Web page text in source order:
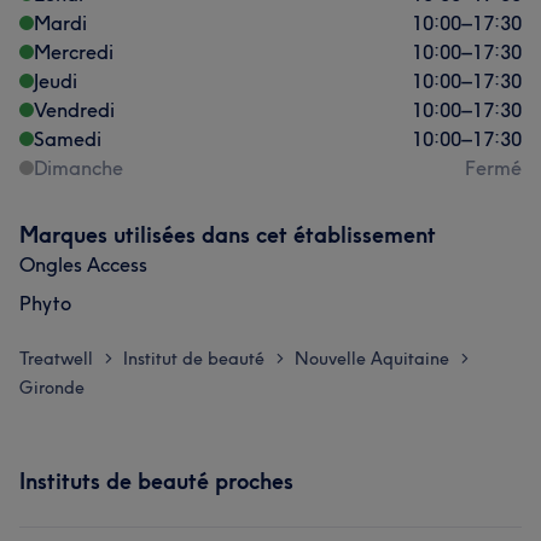
Mardi
10:00–17:30
Mercredi
10:00–17:30
Jeudi
10:00–17:30
Vendredi
10:00–17:30
Samedi
10:00–17:30
Dimanche
Fermé
Marques utilisées dans cet établissement
Ongles Access
Phyto
Treatwell > Institut de beauté > Nouvelle Aquitaine >
Gironde
Instituts de beauté proches